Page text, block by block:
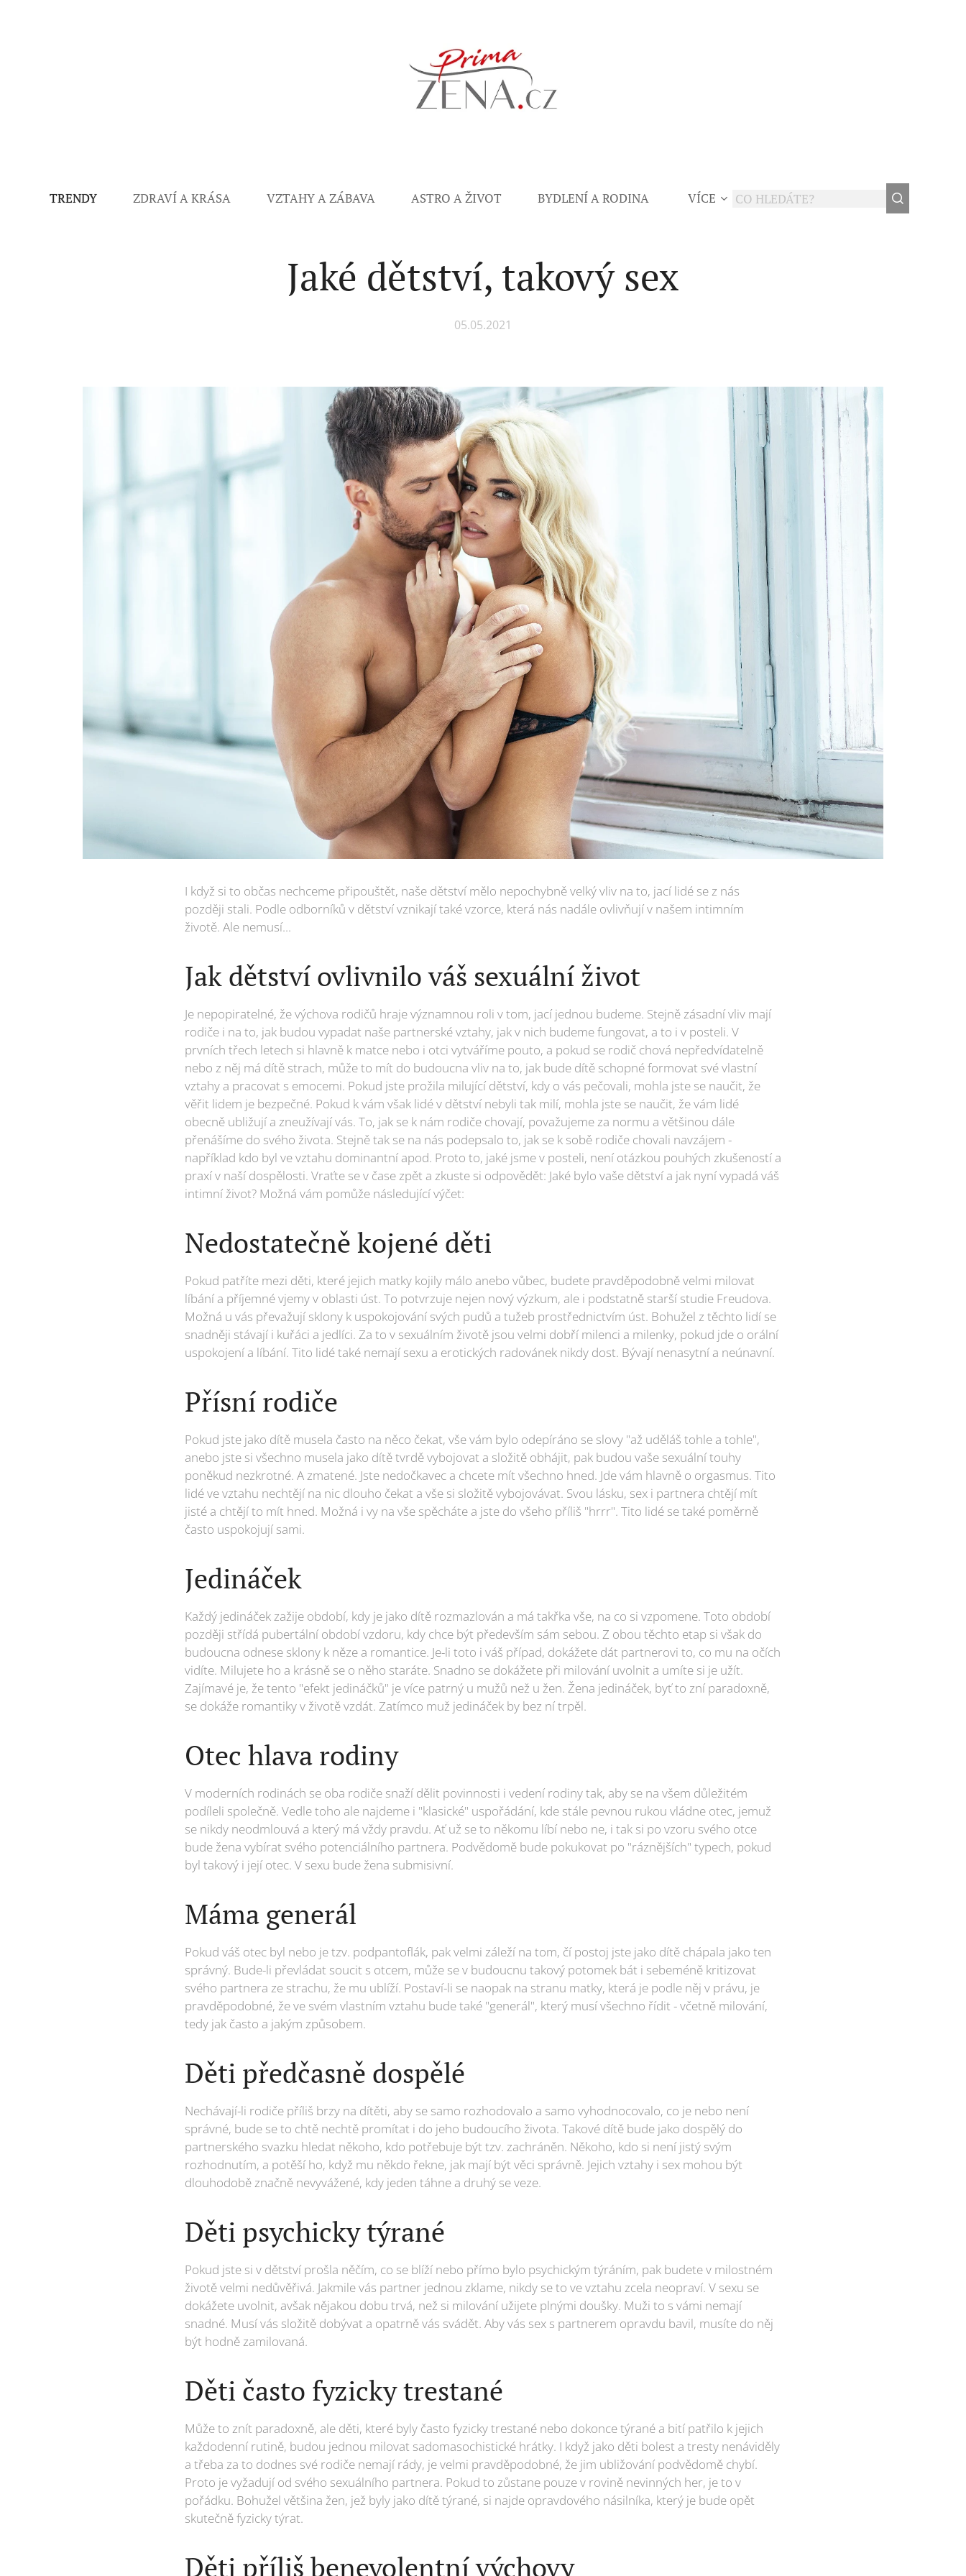
TRENDY ZDRAVÍ A KRÁSA VZTAHY A ZÁBAVA ASTRO A ŽIVOT BYDLENÍ A RODINA VÍCE
Jaké dětství, takový sex
05.05.2021
I když si to občas nechceme připouštět, naše dětství mělo nepochybně velký vliv na to, jací lidé se z nás
později stali. Podle odborníků v dětství vznikají také vzorce, která nás nadále ovlivňují v našem intimním
životě. Ale nemusí...
Jak dětství ovlivnilo váš sexuální život
Je nepopiratelné, že výchova rodičů hraje významnou roli v tom, jací jednou budeme. Stejně zásadní vliv mají
rodiče i na to, jak budou vypadat naše partnerské vztahy, jak v nich budeme fungovat, a to i v posteli. V
prvních třech letech si hlavně k matce nebo i otci vytváříme pouto, a pokud se rodič chová nepředvídatelně
nebo z něj má dítě strach, může to mít do budoucna vliv na to, jak bude dítě schopné formovat své vlastní
vztahy a pracovat s emocemi. Pokud jste prožila milující dětství, kdy o vás pečovali, mohla jste se naučit, že
věřit lidem je bezpečné. Pokud k vám však lidé v dětství nebyli tak milí, mohla jste se naučit, že vám lidé
obecně ubližují a zneužívají vás. To, jak se k nám rodiče chovají, považujeme za normu a většinou dále
přenášíme do svého života. Stejně tak se na nás podepsalo to, jak se k sobě rodiče chovali navzájem -
například kdo byl ve vztahu dominantní apod. Proto to, jaké jsme v posteli, není otázkou pouhých zkušeností a
praxí v naší dospělosti. Vraťte se v čase zpět a zkuste si odpovědět: Jaké bylo vaše dětství a jak nyní vypadá váš
intimní život? Možná vám pomůže následující výčet:
Nedostatečně kojené děti
Pokud patříte mezi děti, které jejich matky kojily málo anebo vůbec, budete pravděpodobně velmi milovat
líbání a příjemné vjemy v oblasti úst. To potvrzuje nejen nový výzkum, ale i podstatně starší studie Freudova.
Možná u vás převažují sklony k uspokojování svých pudů a tužeb prostřednictvím úst. Bohužel z těchto lidí se
snadněji stávají i kuřáci a jedlíci. Za to v sexuálním životě jsou velmi dobří milenci a milenky, pokud jde o orální
uspokojení a líbání. Tito lidé také nemají sexu a erotických radovánek nikdy dost. Bývají nenasytní a neúnavní.
Přísní rodiče
Pokud jste jako dítě musela často na něco čekat, vše vám bylo odepíráno se slovy "až uděláš tohle a tohle",
anebo jste si všechno musela jako dítě tvrdě vybojovat a složitě obhájit, pak budou vaše sexuální touhy
poněkud nezkrotné. A zmatené. Jste nedočkavec a chcete mít všechno hned. Jde vám hlavně o orgasmus. Tito
lidé ve vztahu nechtějí na nic dlouho čekat a vše si složitě vybojovávat. Svou lásku, sex i partnera chtějí mít
jisté a chtějí to mít hned. Možná i vy na vše spěcháte a jste do všeho příliš "hrrr". Tito lidé se také poměrně
často uspokojují sami.
Jedináček
Každý jedináček zažije období, kdy je jako dítě rozmazlován a má takřka vše, na co si vzpomene. Toto období
později střídá pubertální období vzdoru, kdy chce být především sám sebou. Z obou těchto etap si však do
budoucna odnese sklony k něze a romantice. Je-li toto i váš případ, dokážete dát partnerovi to, co mu na očích
vidíte. Milujete ho a krásně se o něho staráte. Snadno se dokážete při milování uvolnit a umíte si je užít.
Zajímavé je, že tento "efekt jedináčků" je více patrný u mužů než u žen. Žena jedináček, byť to zní paradoxně,
se dokáže romantiky v životě vzdát. Zatímco muž jedináček by bez ní trpěl.
Otec hlava rodiny
V moderních rodinách se oba rodiče snaží dělit povinnosti i vedení rodiny tak, aby se na všem důležitém
podíleli společně. Vedle toho ale najdeme i "klasické" uspořádání, kde stále pevnou rukou vládne otec, jemuž
se nikdy neodmlouvá a který má vždy pravdu. Ať už se to někomu líbí nebo ne, i tak si po vzoru svého otce
bude žena vybírat svého potenciálního partnera. Podvědomě bude pokukovat po "ráznějších" typech, pokud
byl takový i její otec. V sexu bude žena submisivní.
Máma generál
Pokud váš otec byl nebo je tzv. podpantoflák, pak velmi záleží na tom, čí postoj jste jako dítě chápala jako ten
správný. Bude-li převládat soucit s otcem, může se v budoucnu takový potomek bát i sebeméně kritizovat
svého partnera ze strachu, že mu ublíží. Postaví-li se naopak na stranu matky, která je podle něj v právu, je
pravděpodobné, že ve svém vlastním vztahu bude také "generál", který musí všechno řídit - včetně milování,
tedy jak často a jakým způsobem.
Děti předčasně dospělé
Nechávají-li rodiče příliš brzy na dítěti, aby se samo rozhodovalo a samo vyhodnocovalo, co je nebo není
správné, bude se to chtě nechtě promítat i do jeho budoucího života. Takové dítě bude jako dospělý do
partnerského svazku hledat někoho, kdo potřebuje být tzv. zachráněn. Někoho, kdo si není jistý svým
rozhodnutím, a potěší ho, když mu někdo řekne, jak mají být věci správně. Jejich vztahy i sex mohou být
dlouhodobě značně nevyvážené, kdy jeden táhne a druhý se veze.
Děti psychicky týrané
Pokud jste si v dětství prošla něčím, co se blíží nebo přímo bylo psychickým týráním, pak budete v milostném
životě velmi nedůvěřivá. Jakmile vás partner jednou zklame, nikdy se to ve vztahu zcela neopraví. V sexu se
dokážete uvolnit, avšak nějakou dobu trvá, než si milování užijete plnými doušky. Muži to s vámi nemají
snadné. Musí vás složitě dobývat a opatrně vás svádět. Aby vás sex s partnerem opravdu bavil, musíte do něj
být hodně zamilovaná.
Děti často fyzicky trestané
Může to znít paradoxně, ale děti, které byly často fyzicky trestané nebo dokonce týrané a bití patřilo k jejich
každodenní rutině, budou jednou milovat sadomasochistické hrátky. I když jako děti bolest a tresty nenáviděly
a třeba za to dodnes své rodiče nemají rády, je velmi pravděpodobné, že jim ubližování podvědomě chybí.
Proto je vyžadují od svého sexuálního partnera. Pokud to zůstane pouze v rovině nevinných her, je to v
pořádku. Bohužel většina žen, jež byly jako dítě týrané, si najde opravdového násilníka, který je bude opět
skutečně fyzicky týrat.
Děti příliš benevolentní výchovy